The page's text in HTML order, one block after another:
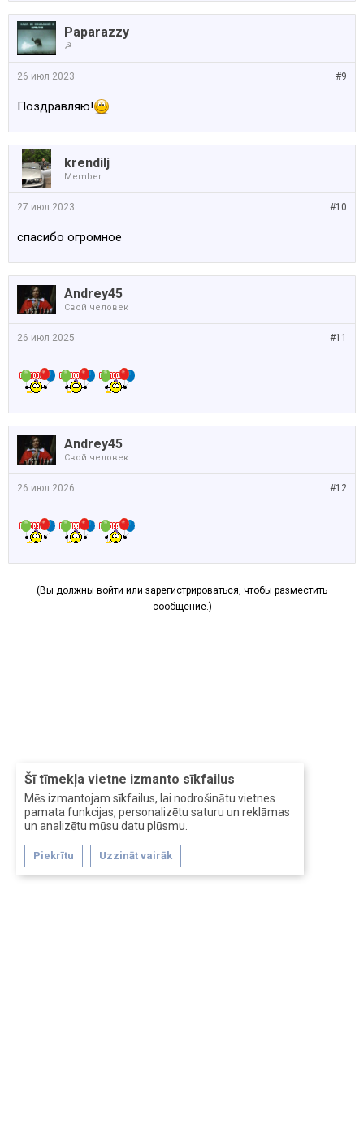
Šī tīmekļa vietne izmanto sīkfailus
Mēs izmantojam sīkfailus, lai nodrošinātu vietnes
pamata funkcijas, personalizētu saturu un reklāmas
un analizētu mūsu datu plūsmu.
Piekrītu Uzzināt vairāk
Paparazzy
☭
#9
26 июл 2023
Поздравляю!
krendilj
Member
#10
27 июл 2023
спасибо огромное
Andrey45
Свой человек
#11
26 июл 2025
Andrey45
Свой человек
#12
26 июл 2026
(Вы должны войти или зарегистрироваться, чтобы разместить
сообщение.)